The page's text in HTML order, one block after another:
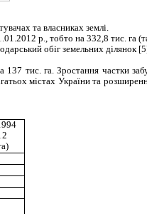
та власниках землі.
р., тобто на 332,8 тис. га
обіг земельних ділянок
тис. га. Зростання частки
містах України та